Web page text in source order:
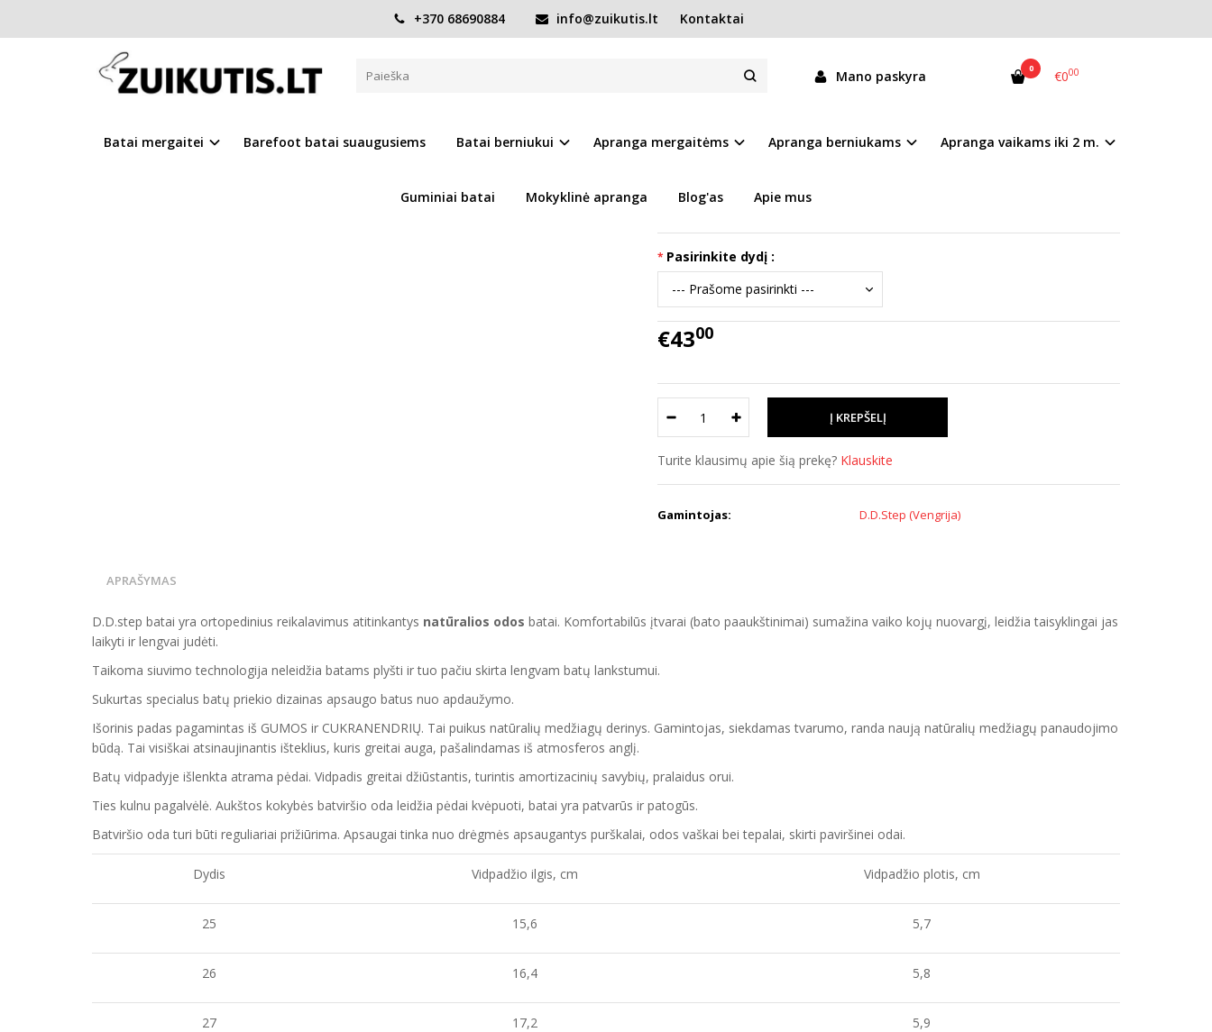
+370 68690884 info@zuikutis.lt Kontaktai
Mano paskyra 0 €000
Batai mergaitei Barefoot batai suaugusiems Batai berniukui Apranga mergaitėms Apranga berniukams Apranga vaikams iki 2 m.
Guminiai batai Mokyklinė apranga Blog'as Apie mus
Pagrindinis D.D.Step batai mergaitėms Rožiniai batai 28-33 d. S108-61210CL
ROŽINIAI BATAI 28-33 D. S108-61210CL
Į PALYGINIMĄ Į NORŲ SĄRAŠĄ
Prekės kodas:
15494-S108-61210CL
Tikslūs batų išmatavimai nurodyti prekės aprašyme.
Pasirinkite dydį :
€4300
Turite klausimų apie šią prekę? Klauskite
Gamintojas: D.D.Step (Vengrija)
APRAŠYMAS
D.D.step batai yra ortopedinius reikalavimus atitinkantys natūralios odos batai. Komfortabilūs įtvarai (bato paaukštinimai) sumažina vaiko kojų nuovargį, leidžia taisyklingai jas
laikyti ir lengvai judėti.
Taikoma siuvimo technologija neleidžia batams plyšti ir tuo pačiu skirta lengvam batų lankstumui.
Sukurtas specialus batų priekio dizainas apsaugo batus nuo apdaužymo.
Išorinis padas pagamintas iš GUMOS ir CUKRANENDRIŲ. Tai puikus natūralių medžiagų derinys. Gamintojas, siekdamas tvarumo, randa naują natūralių medžiagų panaudojimo
būdą. Tai visiškai atsinaujinantis išteklius, kuris greitai auga, pašalindamas iš atmosferos anglį.
Batų vidpadyje išlenkta atrama pėdai. Vidpadis greitai džiūstantis, turintis amortizacinių savybių, pralaidus orui.
Ties kulnu pagalvėlė. Aukštos kokybės batviršio oda leidžia pėdai kvėpuoti, batai yra patvarūs ir patogūs.
Batviršio oda turi būti reguliariai prižiūrima. Apsaugai tinka nuo drėgmės apsaugantys purškalai, odos vaškai bei tepalai, skirti paviršinei odai.
Dydis Vidpadžio ilgis, cm Vidpadžio plotis, cm
25 15,6 5,7
26 16,4 5,8
27 17,2 5,9